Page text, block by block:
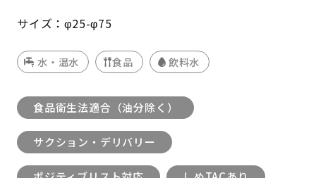
サイズ：φ25-φ75
水・温水 食品 飲料水
食品衛生法適合（油分除く）
サクション・デリバリー